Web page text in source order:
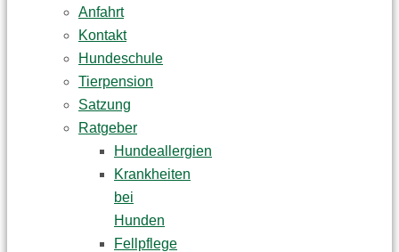
Anfahrt
Kontakt
Hundeschule
Tierpension
Satzung
Ratgeber
Hundeallergien
Krankheiten
bei
Hunden
Fellpflege